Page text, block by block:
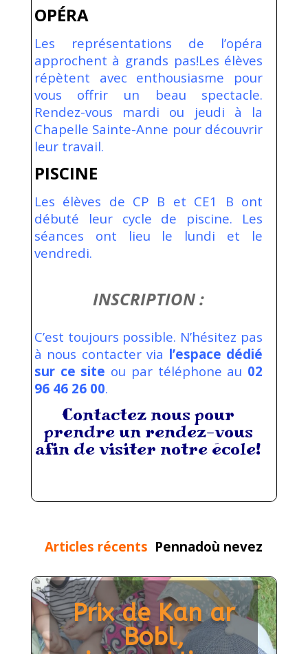
OPÉRA
Les représentations de l’opéra
approchent à grands pas!Les élèves
répètent avec enthousiasme pour
vous offrir un beau spectacle.
Rendez-vous mardi ou jeudi à la
Chapelle Sainte-Anne pour découvrir
leur travail.
PISCINE
Les élèves de CP B et CE1 B ont
débuté leur cycle de piscine. Les
séances ont lieu le lundi et le
vendredi.
INSCRIPTION :
C’est toujours possible. N’hésitez pas
à nous contacter via l’espace dédié
sur ce site ou par téléphone au 02
96 46 26 00.
Contactez nous pour
prendre un rendez-vous
afin de visiter notre école!
Articles récents Pennadoù nevez